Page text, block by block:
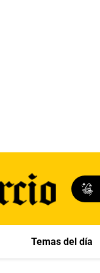
Temas del día